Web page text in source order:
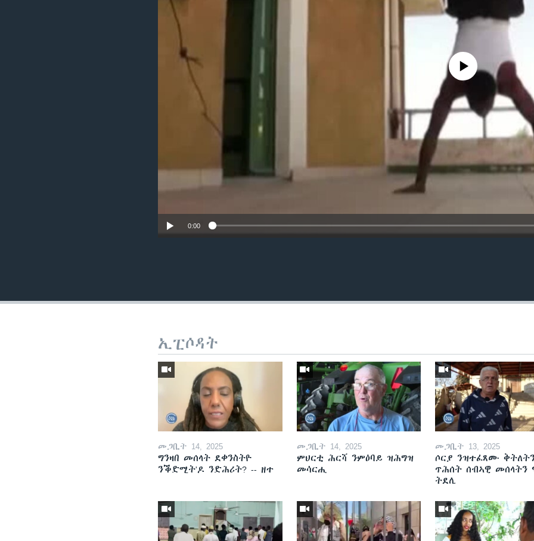
No media source currently
0:00
ኢፒሶዳት
መጋቢት 14, 2025
ግንዛበ መሰላት ደቀንስትዮ
ንቕድሚት'ዶ ንድሕሪት? -- ዘተ
መጋቢት 14, 2025
ምህርቲ ሕርሻ ንምዕባይ ዝሕግዝ
መሳርሒ
መጋቢት 13, 2025
ሶርያ ንዝተፈጸሙ
ጥሕሰት ሰብኣዊ መሰላትን
ትደሊ